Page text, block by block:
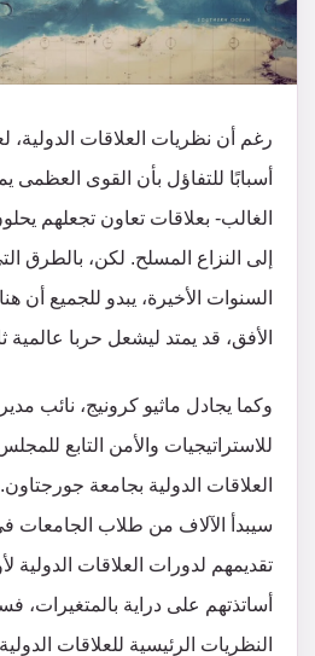
رغم أن نظريات العلاقات
أسبابًا للتفاؤل بأن القوى العظمى
الغالب- بعلاقات تعاون تجعلهم
إلى النزاع المسلح. لكن، بالطرق
السنوات الأخيرة، يبدو للجميع أن
الأفق، قد يمتد ليشعل حربا عالمية
وكما يجادل ماثيو كرونيج، نائب
للاستراتيجيات والأمن التابع
العلاقات الدولية بجامعة
سيبدأ الآلاف من طلاب الجامعات
تقديمهم لدورات العلاقات الدولية
أساتذتهم على دراية بالمتغيرات،
النظريات الرئيسية للعلاقات